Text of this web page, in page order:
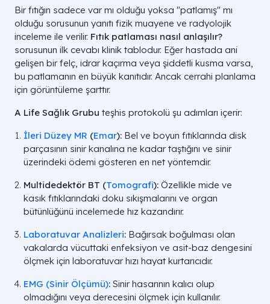
Bir fıtığın sadece var mı olduğu yoksa "patlamış" mı
olduğu sorusunun yanıtı fizik muayene ve radyolojik
inceleme ile verilir. Fıtık patlaması nasıl anlaşılır?
sorusunun ilk cevabı klinik tablodur. Eğer hastada ani
gelişen bir felç, idrar kaçırma veya şiddetli kusma varsa,
bu patlamanın en büyük kanıtıdır. Ancak cerrahi planlama
için görüntüleme şarttır.
A Life Sağlık Grubu teşhis protokolü şu adımları içerir:
İleri Düzey MR (Emar): Bel ve boyun fıtıklarında disk
parçasının sinir kanalına ne kadar taştığını ve sinir
üzerindeki ödemi gösteren en net yöntemdir.
Multidedektör BT (Tomografi): Özellikle mide ve
kasık fıtıklarındaki doku sıkışmalarını ve organ
bütünlüğünü incelemede hız kazandırır.
Laboratuvar Analizleri: Bağırsak boğulması olan
vakalarda vücuttaki enfeksiyon ve asit-baz dengesini
ölçmek için laboratuvar hızı hayat kurtarıcıdır.
EMG (Sinir Ölçümü): Sinir hasarının kalıcı olup
olmadığını veya derecesini ölçmek için kullanılır.